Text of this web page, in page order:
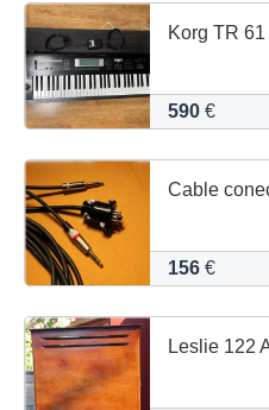
Korg TR 61
590 €
Cable
156 €
Leslie 122